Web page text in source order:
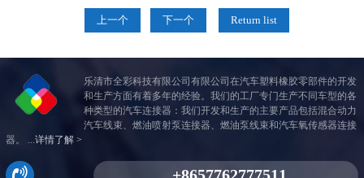
上一个 下一个 Return list
乐清市全彩科技有限公司有限公司在汽车塑料橡胶零部件的开发
和生产方面有着多年的经验。我们的工厂专门生产不同车型的各
种类型的汽车连接器：我们开发和生产的主要产品包括混合动力
汽车线束、燃油喷射泵连接器、燃油泵线束和汽车氧传感器连接
器。 ... 详情了解 >